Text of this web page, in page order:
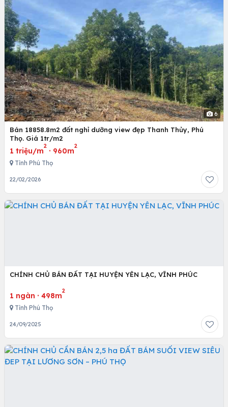
6
Bán 18858.8m2 đất nghỉ dưỡng view đẹp Thanh Thủy, Phú
Thọ. Giá 1tr/m2
1 triệu/m
2
· 960m
2
Tỉnh Phú Thọ
22/02/2026
CHÍNH CHỦ BÁN ĐẤT TẠI HUYỆN YÊN LẠC, VĨNH PHÚC
1 ngàn · 498m
2
Tỉnh Phú Thọ
24/09/2025